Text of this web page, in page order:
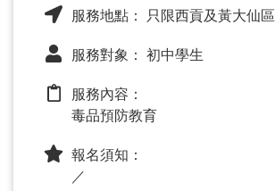
服務地點： 只限西貢及黃大仙區
服務對象： 初中學生
服務內容：
毒品預防教育
報名須知：
／